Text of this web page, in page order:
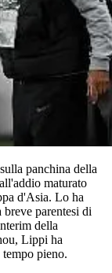
panchina della
maturato
d'Asia. Lo ha
breve parentesi di
della
Lippi ha
pieno.